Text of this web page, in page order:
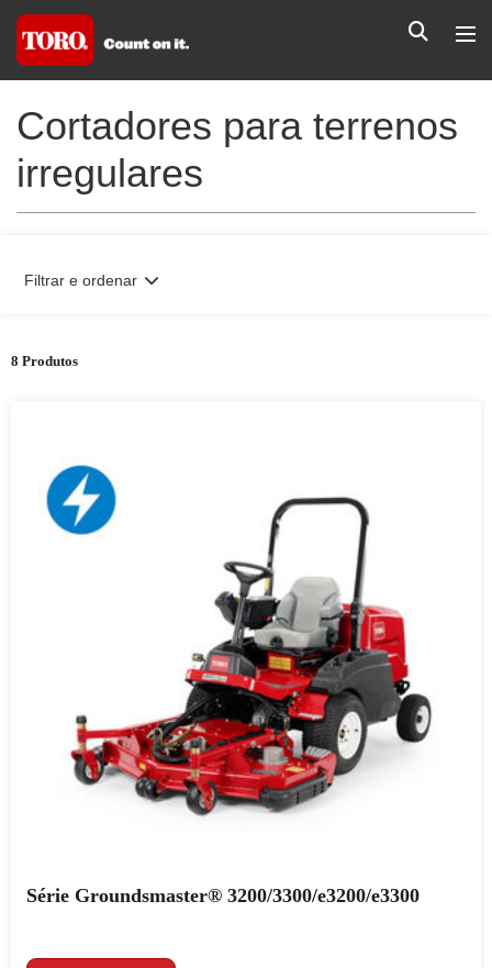
Cortadores para terrenos
irregulares
8 Produtos
Filtrar e ordenar
Série Groundsmaster® 3200/3300/e3200/e3300